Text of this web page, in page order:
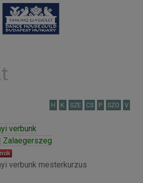
H K SZE CS P SZO V
verbunk
Zalaegerszeg
verbunk mesterkurzus